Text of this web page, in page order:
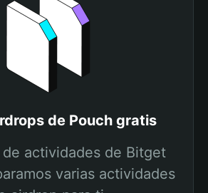
de Pouch gratis
de actividades de Bitget
varias actividades